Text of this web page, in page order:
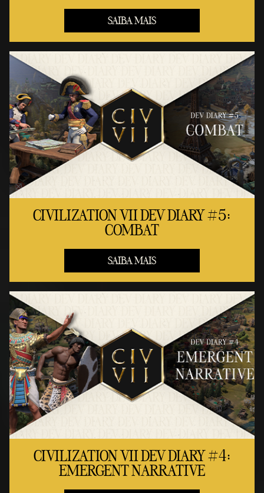
SAIBA MAIS
CIVILIZATION VII DEV DIARY #5:
COMBAT
SAIBA MAIS
CIVILIZATION VII DEV DIARY #4:
EMERGENT NARRATIVE